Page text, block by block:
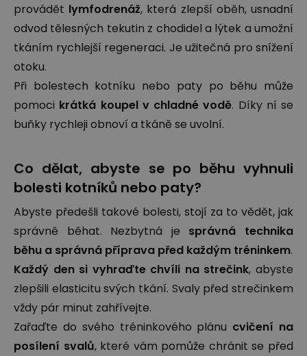
provádět lymfodrenáž, která zlepší oběh, usnadní
odvod tělesných tekutin z chodidel a lýtek a umožní
tkáním rychlejší regeneraci. Je užitečná pro snížení
otoku.
Při bolestech kotníku nebo paty po běhu může
pomoci krátká koupel v chladné vodě. Díky ní se
buňky rychleji obnoví a tkáně se uvolní.
Co dělat, abyste se po běhu vyhnuli
bolesti kotníků nebo paty?
Abyste předešli takové bolesti, stojí za to vědět, jak
správně běhat. Nezbytná je správná technika
běhu a správná příprava před každým tréninkem.
Každý den si vyhraďte chvíli na strečink, abyste
zlepšili elasticitu svých tkání. Svaly před strečinkem
vždy pár minut zahřívejte.
Zařaďte do svého tréninkového plánu cvičení na
posílení svalů, které vám pomůže chránit se před